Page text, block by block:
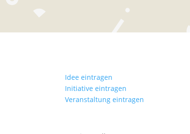
Idee eintragen
Initiative eintragen
Veranstaltung eintragen